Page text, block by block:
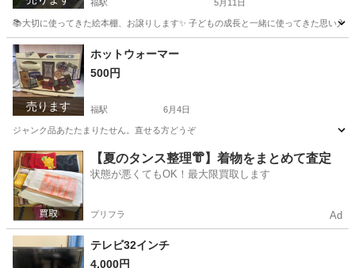
福駅 5月11日
📚大切に使ってきた絵本棚、お譲りします✨ 子どもの成長と一緒に使ってきた思い
大阪 大阪市 福駅
売ります
ホットウォーマー
500円
福駅 6月4日
ジャンク品あたたまりたせん。直せる方どうぞ
大阪 大阪市 福駅 美容家電 ホットウォーマー
【夏のタンス整理👘】着物をまとめて査定
状態が悪くてもOK！最大限買取します
プリフラ Ad
テレビ32インチ
4,000円